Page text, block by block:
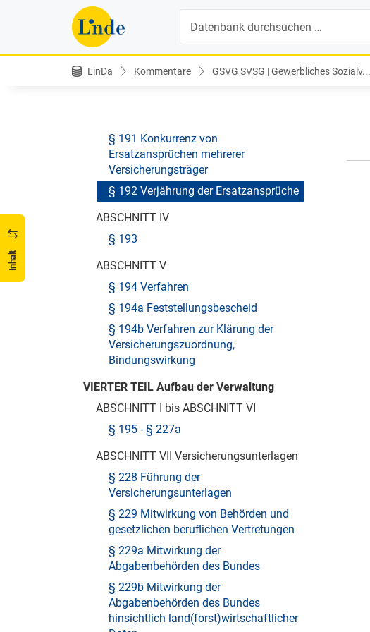
LinDa Kommentare GSVG SVSG | Gewerbliches Sozialv...
Inhalt
§ 189d Monitoring
ABSCHNITT III Schadenersatz und
Haftung
§ 191 Konkurrenz von
Ersatzansprüchen mehrerer
Versicherungsträger
§ 192 Verjährung der Ersatzansprüche
ABSCHNITT IV
§ 193
ABSCHNITT V
§ 194 Verfahren
§ 194a Feststellungsbescheid
§ 194b Verfahren zur Klärung der
Versicherungszuordnung,
Bindungswirkung
VIERTER TEIL Aufbau der Verwaltung
ABSCHNITT I bis ABSCHNITT VI
§ 195 - § 227a
ABSCHNITT VII Versicherungsunterlagen
§ 228 Führung der
Versicherungsunterlagen
§ 229 Mitwirkung von Behörden und
gesetzlichen beruflichen Vertretungen
§ 229a Mitwirkung der
Abgabenbehörden des Bundes
§ 229b Mitwirkung der
Abgabenbehörden des Bundes
hinsichtlich land(forst)wirtschaftlicher